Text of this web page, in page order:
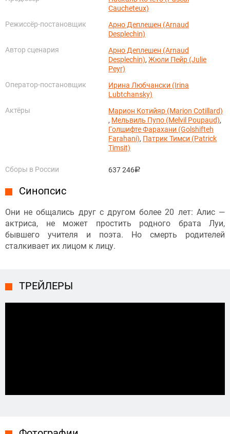
Caucheteux)
Режиссёр-постановщик
Арно Деплешен (Arnaud
Desplechin)
Автор сценария
Арно Деплешен (Arnaud
Desplechin),Жюли Пейр (Julie
Peyr)
Оператор-постановщик
Ирина Любчански (Irina
Lubtchansky)
Актёры
Марион Котийяр (Marion Cotillard)
, Мельвиль Пупо (Melvil Poupaud),
Голшифте Фарахани (Golshifteh
Farahani), Патрик Тимси (Patrick
Timsit)
Сборы в России 637 246руб.
Синопсис
Они не общались друг с другом более 20 лет: Алис —
актриса, не может простить родного брата Луи,
бывшего учителя и поэта. Но смерть родителей
сталкивает их лицом к лицу.
ТРЕЙЛЕРЫ